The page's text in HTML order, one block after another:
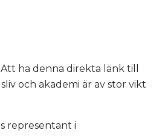
ha denna direkta länk till
och akademi är av stor vikt
representant i